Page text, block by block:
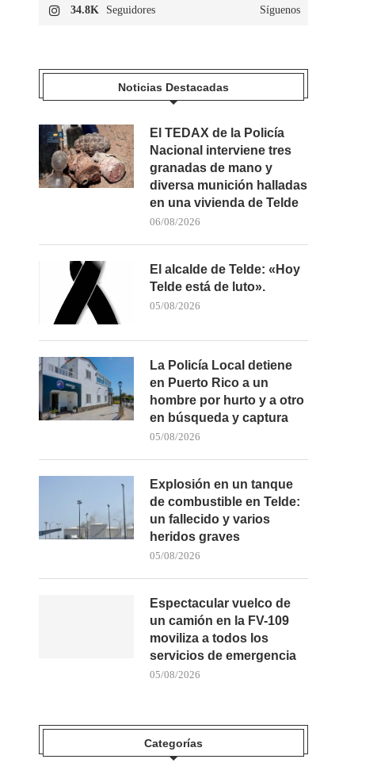
34.8K Seguidores Síguenos
Noticias Destacadas
El TEDAX de la Policía
Nacional interviene tres
granadas de mano y
diversa munición halladas
en una vivienda de Telde
06/08/2026
El alcalde de Telde: «Hoy
Telde está de luto».
05/08/2026
La Policía Local detiene
en Puerto Rico a un
hombre por hurto y a otro
en búsqueda y captura
05/08/2026
Explosión en un tanque
de combustible en Telde:
un fallecido y varios
heridos graves
05/08/2026
Espectacular vuelco de
un camión en la FV-109
moviliza a todos los
servicios de emergencia
05/08/2026
Categorías